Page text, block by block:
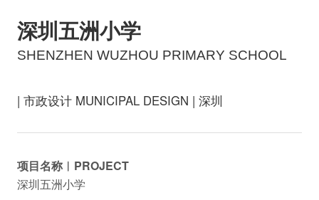
深圳五洲小学
SHENZHEN WUZHOU PRIMARY SCHOOL
| 市政设计 MUNICIPAL DESIGN | 深圳
项目名称︱PROJECT
深圳五洲小学